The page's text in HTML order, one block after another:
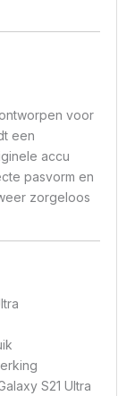
voor
een
accu
pasvorm en
zorgeloos
S21 Ultra